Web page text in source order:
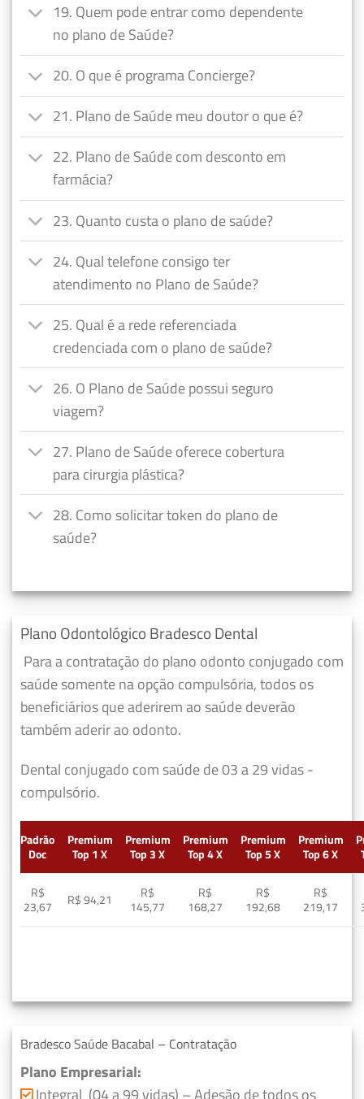
19. Quem pode entrar como dependente
no plano de Saúde?
20. O que é programa Concierge?
21. Plano de Saúde meu doutor o que é?
22. Plano de Saúde com desconto em
farmácia?
23. Quanto custa o plano de saúde?
24. Qual telefone consigo ter
atendimento no Plano de Saúde?
25. Qual é a rede referenciada
credenciada com o plano de saúde?
26. O Plano de Saúde possui seguro
viagem?
27. Plano de Saúde oferece cobertura
para cirurgia plástica?
28. Como solicitar token do plano de
saúde?
Plano Odontológico Bradesco Dental
Para a contratação do plano odonto conjugado com
saúde somente na opção compulsória, todos os
beneficiários que aderirem ao saúde deverão
também aderir ao odonto.
Dental conjugado com saúde de 03 a 29 vidas -
compulsório.
Padrão
Doc
Premium
Top 1 X
Premium
Top 3 X
Premium
Top 4 X
Premium
Top 5 X
Premium
Top 6 X
R$
23,67
R$ 94,21
R$
145,77
R$
168,27
R$
192,68
R$
219,17
Bradesco Saúde Bacabal – Contratação
Plano Empresarial:
Integral (04 a 99 vidas) – Adesão de todos os